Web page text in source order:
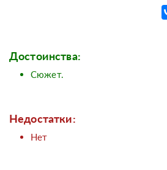
Достоинства:
Сюжет.
Недостатки:
Нет